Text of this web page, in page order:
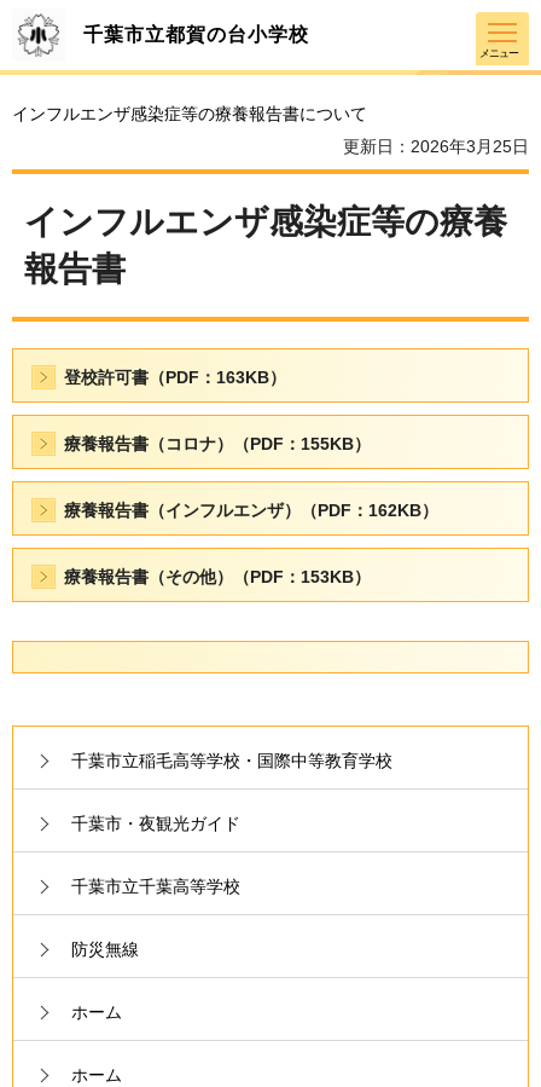
千葉市立都賀の台小学校
メニュー
インフルエンザ感染症等の療養報告書について
更新日：2026年3月25日
インフルエンザ感染症等の療養
報告書
登校許可書（PDF：163KB）
療養報告書（コロナ）（PDF：155KB）
療養報告書（インフルエンザ）（PDF：162KB）
療養報告書（その他）（PDF：153KB）
千葉市立稲毛高等学校・国際中等教育学校
千葉市・夜観光ガイド
千葉市立千葉高等学校
防災無線
ホーム
ホーム